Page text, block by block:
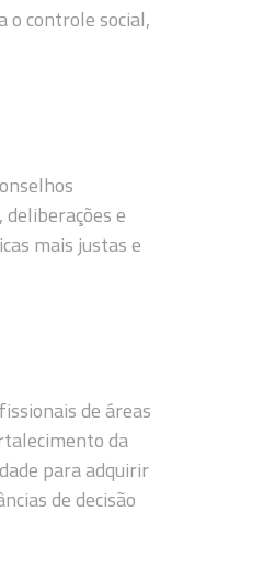
o controle social,
e
mais justas e
de áreas
da
para adquirir
de decisão